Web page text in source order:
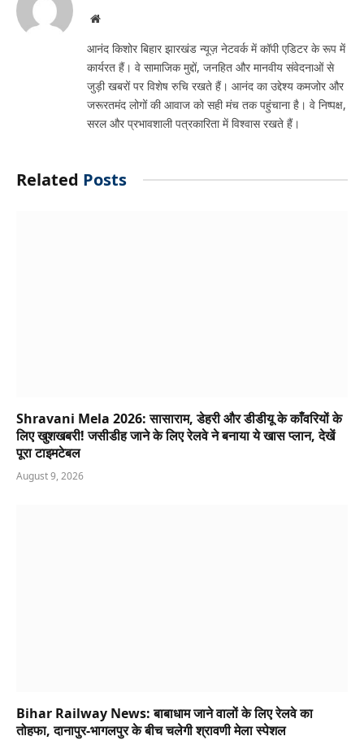
Website
आनंद किशोर बिहार झारखंड न्यूज़ नेटवर्क में कॉपी एडिटर के रूप में
कार्यरत हैं। वे सामाजिक मुद्दों, जनहित और मानवीय संवेदनाओं से
जुड़ी खबरों पर विशेष रुचि रखते हैं। आनंद का उद्देश्य कमजोर और
जरूरतमंद लोगों की आवाज को सही मंच तक पहुंचाना है। वे निष्पक्ष,
सरल और प्रभावशाली पत्रकारिता में विश्वास रखते हैं।
Related Posts
Shravani Mela 2026: सासाराम, डेहरी और डीडीयू के काँवरियों के
लिए खुशखबरी! जसीडीह जाने के लिए रेलवे ने बनाया ये खास प्लान, देखें
पूरा टाइमटेबल
August 9, 2026
Bihar Railway News: बाबाधाम जाने वालों के लिए रेलवे का
तोहफा, दानापुर-भागलपुर के बीच चलेगी श्रावणी मेला स्पेशल